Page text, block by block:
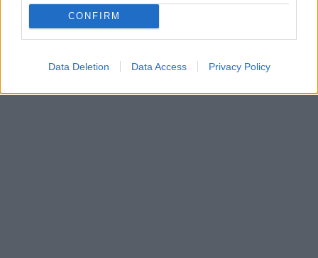
CONFIRM
Data Deletion Data Access Privacy Policy